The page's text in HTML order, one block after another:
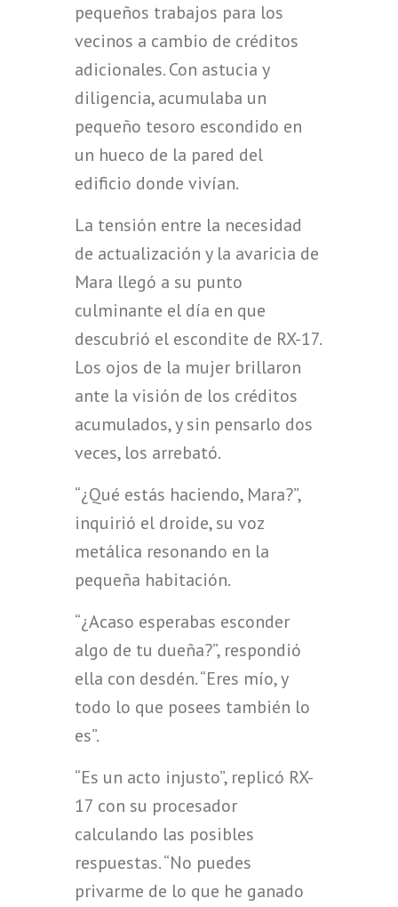
pequeños trabajos para los
vecinos a cambio de créditos
adicionales. Con astucia y
diligencia, acumulaba un
pequeño tesoro escondido en
un hueco de la pared del
edificio donde vivían.
La tensión entre la necesidad
de actualización y la avaricia de
Mara llegó a su punto
culminante el día en que
descubrió el escondite de RX-17.
Los ojos de la mujer brillaron
ante la visión de los créditos
acumulados, y sin pensarlo dos
veces, los arrebató.
“¿Qué estás haciendo, Mara?”,
inquirió el droide, su voz
metálica resonando en la
pequeña habitación.
“¿Acaso esperabas esconder
algo de tu dueña?”, respondió
ella con desdén. “Eres mío, y
todo lo que posees también lo
es”.
“Es un acto injusto”, replicó RX-
17 con su procesador
calculando las posibles
respuestas. “No puedes
privarme de lo que he ganado